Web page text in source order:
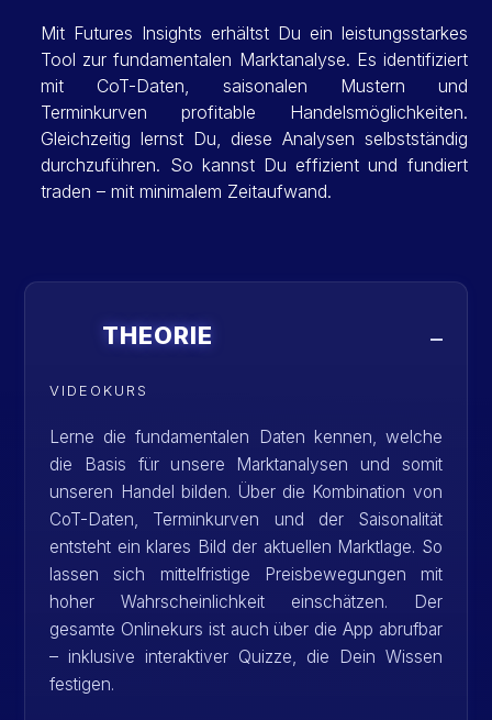
Mit Futures Insights erhältst Du ein leistungsstarkes
Tool zur fundamentalen Marktanalyse. Es identifiziert
mit CoT-Daten, saisonalen Mustern und
Terminkurven profitable Handelsmöglichkeiten.
Gleichzeitig lernst Du, diese Analysen selbstständig
durchzuführen. So kannst Du effizient und fundiert
traden – mit minimalem Zeitaufwand.
THEORIE
VIDEOKURS
Lerne die fundamentalen Daten kennen, welche
die Basis für unsere Marktanalysen und somit
unseren Handel bilden. Über die Kombination von
CoT-Daten, Terminkurven und der Saisonalität
entsteht ein klares Bild der aktuellen Marktlage. So
lassen sich mittelfristige Preisbewegungen mit
hoher Wahrscheinlichkeit einschätzen. Der
gesamte Onlinekurs ist auch über die App abrufbar
– inklusive interaktiver Quizze, die Dein Wissen
festigen.